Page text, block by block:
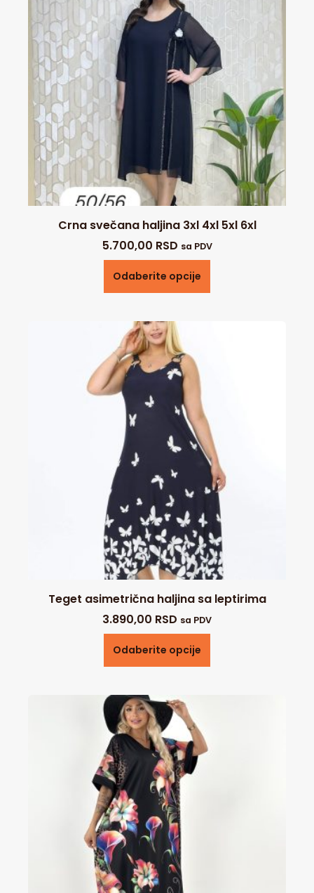
Crna svečana haljina 3xl 4xl 5xl 6xl
5.700,00 RSD sa PDV
Odaberite opcije
Teget asimetrična haljina sa leptirima
3.890,00 RSD sa PDV
Odaberite opcije